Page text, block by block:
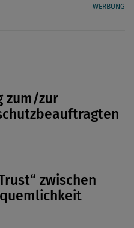
WERBUNG
zum/zur
zwischen